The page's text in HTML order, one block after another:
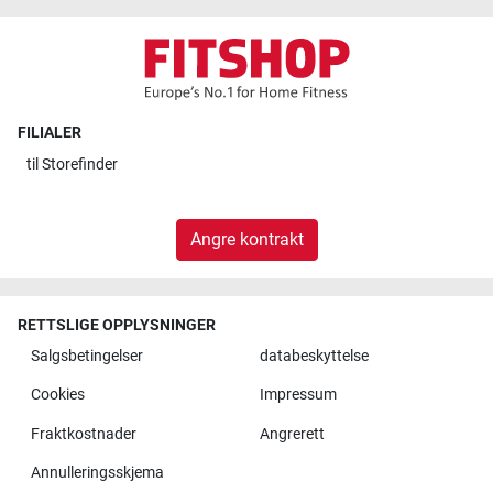
FILIALER
til Storefinder
Angre kontrakt
RETTSLIGE OPPLYSNINGER
Salgsbetingelser
databeskyttelse
Cookies Impressum
Fraktkostnader Angrerett
Annulleringsskjema